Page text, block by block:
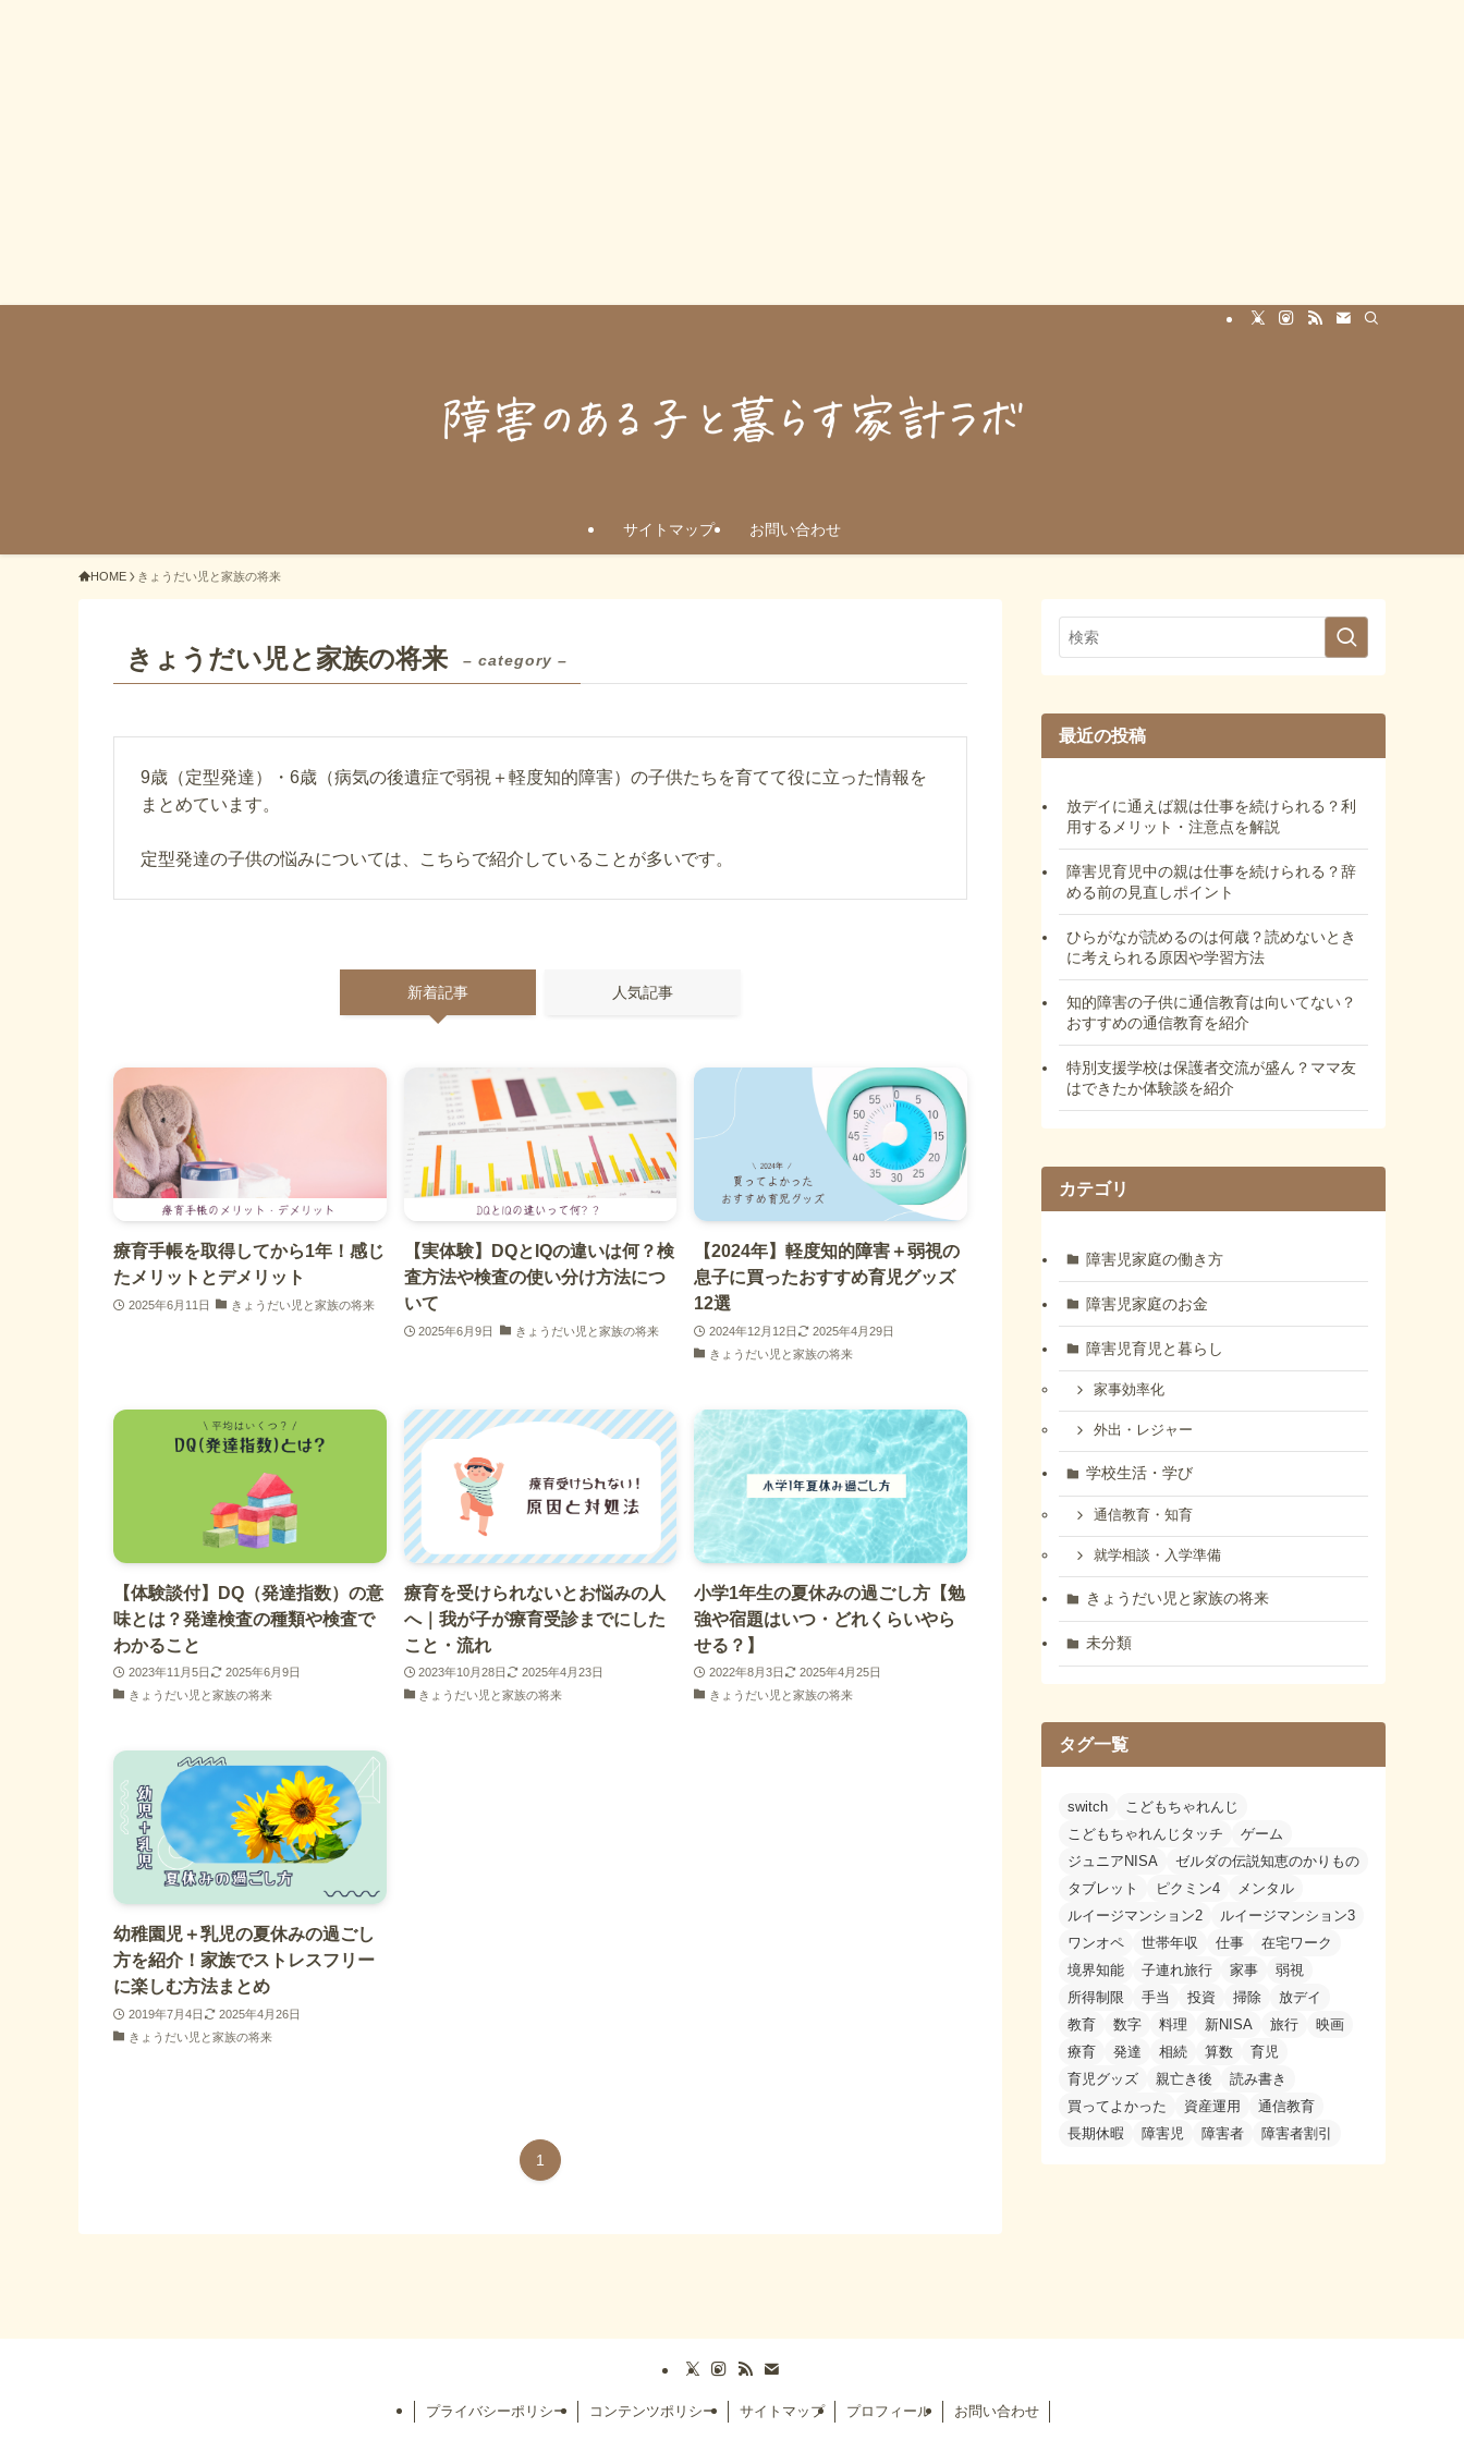
サイトマップ お問い合わせ
HOME きょうだい児と家族の将来
きょうだい児と家族の将来 – category –
9歳（定型発達）・6歳（病気の後遺症で弱視＋軽度知的障害）の子供たちを育てて役に立った情報を
まとめています。
定型発達の子供の悩みについては、こちらで紹介していることが多いです。
新着記事 人気記事
療育手帳を取得してから1年！感じ
たメリットとデメリット
2025年6月11日 きょうだい児と家族の将来
【実体験】DQとIQの違いは何？検
査方法や検査の使い分け方法につ
いて
2025年6月9日 きょうだい児と家族の将来
【2024年】軽度知的障害＋弱視の
息子に買ったおすすめ育児グッズ
12選
2024年12月12日
2025年4月29日
きょうだい児と家族の将来
【体験談付】DQ（発達指数）の意
味とは？発達検査の種類や検査で
わかること
2023年11月5日
2025年6月9日
きょうだい児と家族の将来
療育を受けられないとお悩みの人
へ｜我が子が療育受診までにした
こと・流れ
2023年10月28日
2025年4月23日
きょうだい児と家族の将来
小学1年生の夏休みの過ごし方【勉
強や宿題はいつ・どれくらいやら
せる？】
2022年8月3日
2025年4月25日
きょうだい児と家族の将来
幼稚園児＋乳児の夏休みの過ごし
方を紹介！家族でストレスフリー
に楽しむ方法まとめ
2019年7月4日
2025年4月26日
きょうだい児と家族の将来
1
最近の投稿
放デイに通えば親は仕事を続けられる？利
用するメリット・注意点を解説
障害児育児中の親は仕事を続けられる？辞
める前の見直しポイント
ひらがなが読めるのは何歳？読めないとき
に考えられる原因や学習方法
知的障害の子供に通信教育は向いてない？
おすすめの通信教育を紹介
特別支援学校は保護者交流が盛ん？ママ友
はできたか体験談を紹介
カテゴリ
障害児家庭の働き方
障害児家庭のお金
障害児育児と暮らし
家事効率化
外出・レジャー
学校生活・学び
通信教育・知育
就学相談・入学準備
きょうだい児と家族の将来
未分類
タグ一覧
switch
こどもちゃれんじ
こどもちゃれんじタッチ
ゲーム
ジュニアNISA
ゼルダの伝説知恵のかりもの
タブレット
ピクミン4
メンタル
ルイージマンション2
ルイージマンション3
ワンオペ
世帯年収 仕事
在宅ワーク
境界知能
子連れ旅行 家事
弱視
所得制限
手当 投資 掃除
放デイ
教育
数字 料理 新NISA 旅行
映画
療育
発達 相続 算数
育児
育児グッズ
親亡き後
読み書き
買ってよかった
資産運用
通信教育
長期休暇
障害児 障害者 障害者割引
プライバシーポリシー コンテンツポリシー サイトマップ プロフィール お問い合わせ